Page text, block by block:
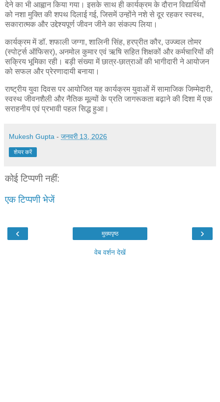
देने का भी आह्वान किया गया। इसके साथ ही कार्यक्रम के दौरान विद्यार्थियों
को नशा मुक्ति की शपथ दिलाई गई, जिसमें उन्होंने नशे से दूर रहकर स्वस्थ,
सकारात्मक और उद्देश्यपूर्ण जीवन जीने का संकल्प लिया।
कार्यक्रम में डॉ. शफाली जग्गा, शालिनी सिंह, हरप्रीत कौर, उज्ज्वल तोमर
(स्पोर्ट्स ऑफिसर), अनमोल कुमार एवं ऋषि सहित शिक्षकों और कर्मचारियों की
सक्रिय भूमिका रही। बड़ी संख्या में छात्र-छात्राओं की भागीदारी ने आयोजन
को सफल और प्रेरणादायी बनाया।
राष्ट्रीय युवा दिवस पर आयोजित यह कार्यक्रम युवाओं में सामाजिक जिम्मेदारी,
स्वस्थ जीवनशैली और नैतिक मूल्यों के प्रति जागरूकता बढ़ाने की दिशा में एक
सराहनीय एवं प्रभावी पहल सिद्ध हुआ।
Mukesh Gupta - जनवरी 13, 2026
शेयर करें
कोई टिप्पणी नहीं:
एक टिप्पणी भेजें
‹ ›
मुख्यपृष्ठ
वेब वर्शन देखें